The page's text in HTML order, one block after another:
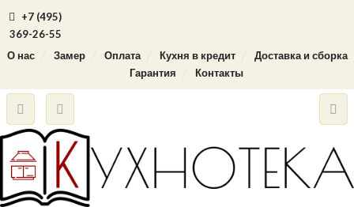
+7 (495)
369-26-55
О нас
Замер Оплата Кухня в кредит
Доставка и сборка
Гарантия
Контакты